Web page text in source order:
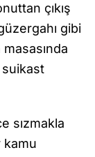
çıkış
gibi
suikast
sızmakla
kamu